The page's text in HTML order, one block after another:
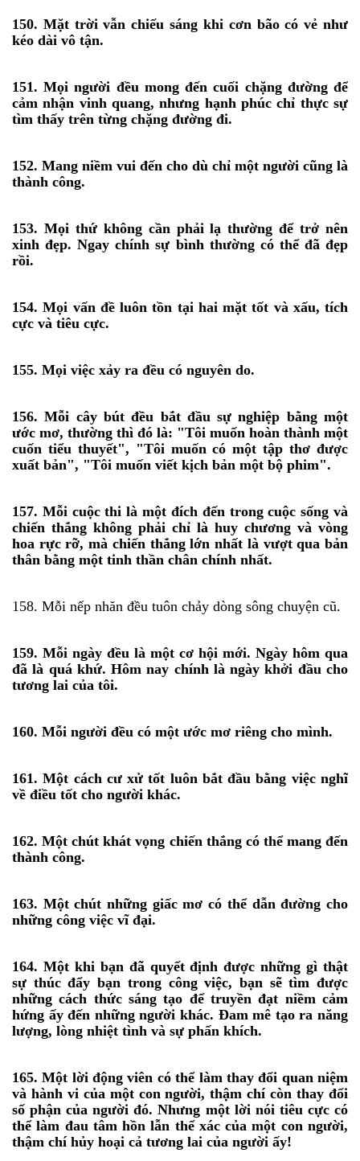
150. Mặt trời vẫn chiếu sáng khi cơn bão có vẻ như
kéo dài vô tận.
151. Mọi người đều mong đến cuối chặng đường để
cảm nhận vinh quang, nhưng hạnh phúc chỉ thực sự
tìm thấy trên từng chặng đường đi.
152. Mang niềm vui đến cho dù chỉ một người cũng là
thành công.
153. Mọi thứ không cần phải lạ thường để trở nên
xinh đẹp. Ngay chính sự bình thường có thể đã đẹp
rồi.
154. Mọi vấn đề luôn tồn tại hai mặt tốt và xấu, tích
cực và tiêu cực.
155. Mọi việc xảy ra đều có nguyên do.
156. Mỗi cây bút đều bắt đầu sự nghiệp bằng một
ước mơ, thường thì đó là: "Tôi muốn hoàn thành một
cuốn tiểu thuyết", "Tôi muốn có một tập thơ được
xuất bản", "Tôi muốn viết kịch bản một bộ phim".
157. Mỗi cuộc thi là một đích đến trong cuộc sống và
chiến thắng không phải chỉ là huy chương và vòng
hoa rực rỡ, mà chiến thắng lớn nhất là vượt qua bản
thân bằng một tinh thần chân chính nhất.
158. Mỗi nếp nhăn đều tuôn chảy dòng sông chuyện cũ.
159. Mỗi ngày đều là một cơ hội mới. Ngày hôm qua
đã là quá khứ. Hôm nay chính là ngày khởi đầu cho
tương lai của tôi.
160. Mỗi người đều có một ước mơ riêng cho mình.
161. Một cách cư xử tốt luôn bắt đầu bằng việc nghĩ
về điều tốt cho người khác.
162. Một chút khát vọng chiến thắng có thể mang đến
thành công.
163. Một chút những giấc mơ có thể dẫn đường cho
những công việc vĩ đại.
164. Một khi bạn đã quyết định được những gì thật
sự thúc đẩy bạn trong công việc, bạn sẽ tìm được
những cách thức sáng tạo để truyền đạt niềm cảm
hứng ấy đến những người khác. Đam mê tạo ra năng
lượng, lòng nhiệt tình và sự phấn khích.
165. Một lời động viên có thể làm thay đổi quan niệm
và hành vi của một con người, thậm chí còn thay đổi
số phận của người đó. Nhưng một lời nói tiêu cực có
thể làm đau tâm hồn lẫn thể xác của một con người,
thậm chí hủy hoại cả tương lai của người ấy!